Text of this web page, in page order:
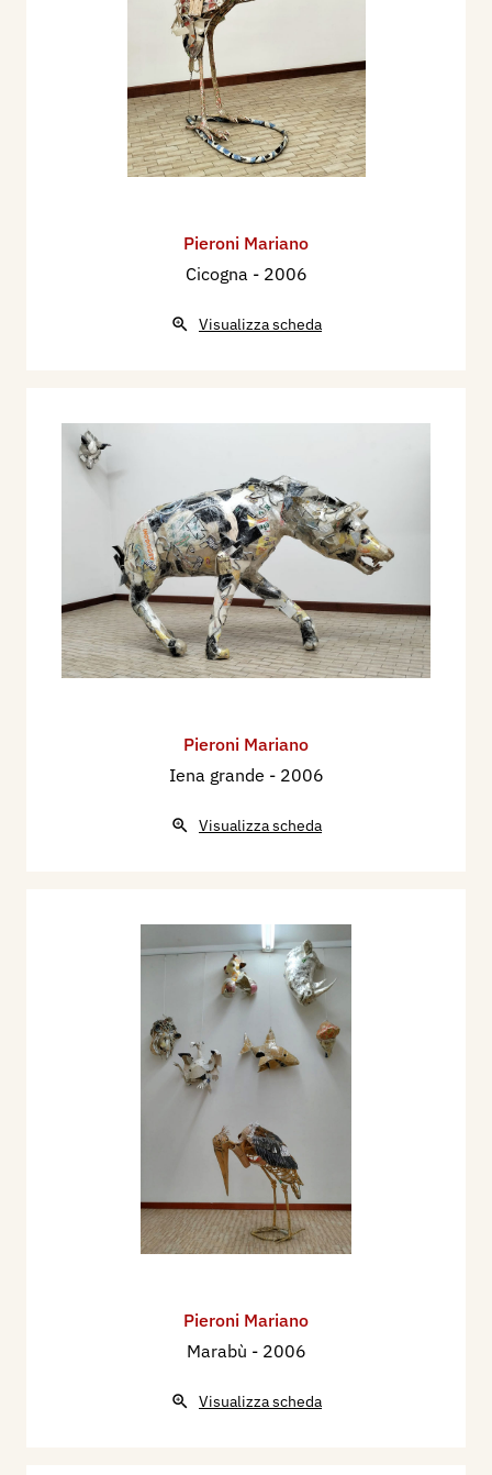
Pieroni Mariano
Cicogna - 2006
Visualizza scheda
Pieroni Mariano
Iena grande - 2006
Visualizza scheda
Pieroni Mariano
Marabù - 2006
Visualizza scheda